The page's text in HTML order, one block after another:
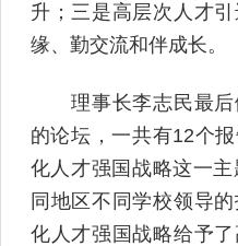
升；三是高层次人才
缘、勤交流和伴成长。
理事长李志民最后
的论坛，一共有12个
化人才强国战略这一
同地区不同学校领导
化人才强国战略给予